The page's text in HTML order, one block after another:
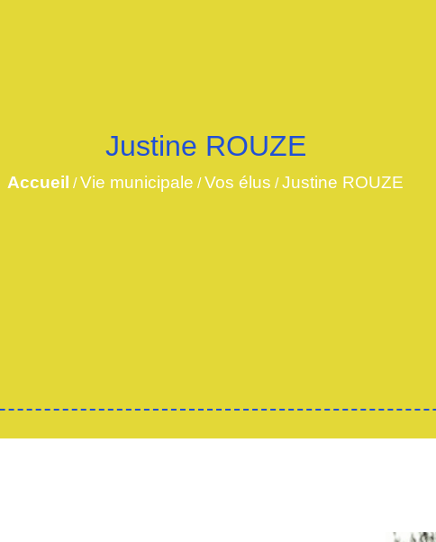
Justine ROUZE
Accueil /Vie municipale /Vos élus /Justine ROUZE